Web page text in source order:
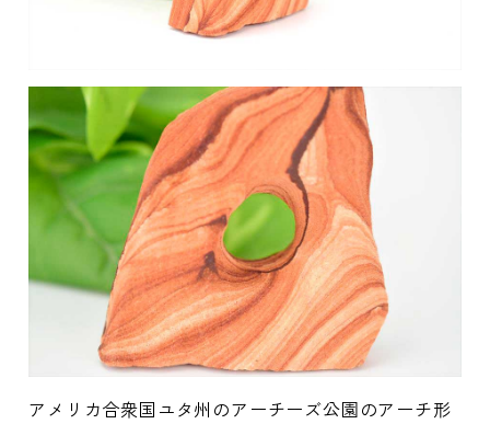
アメリカ合衆国ユタ州のアーチーズ公園のアーチ形